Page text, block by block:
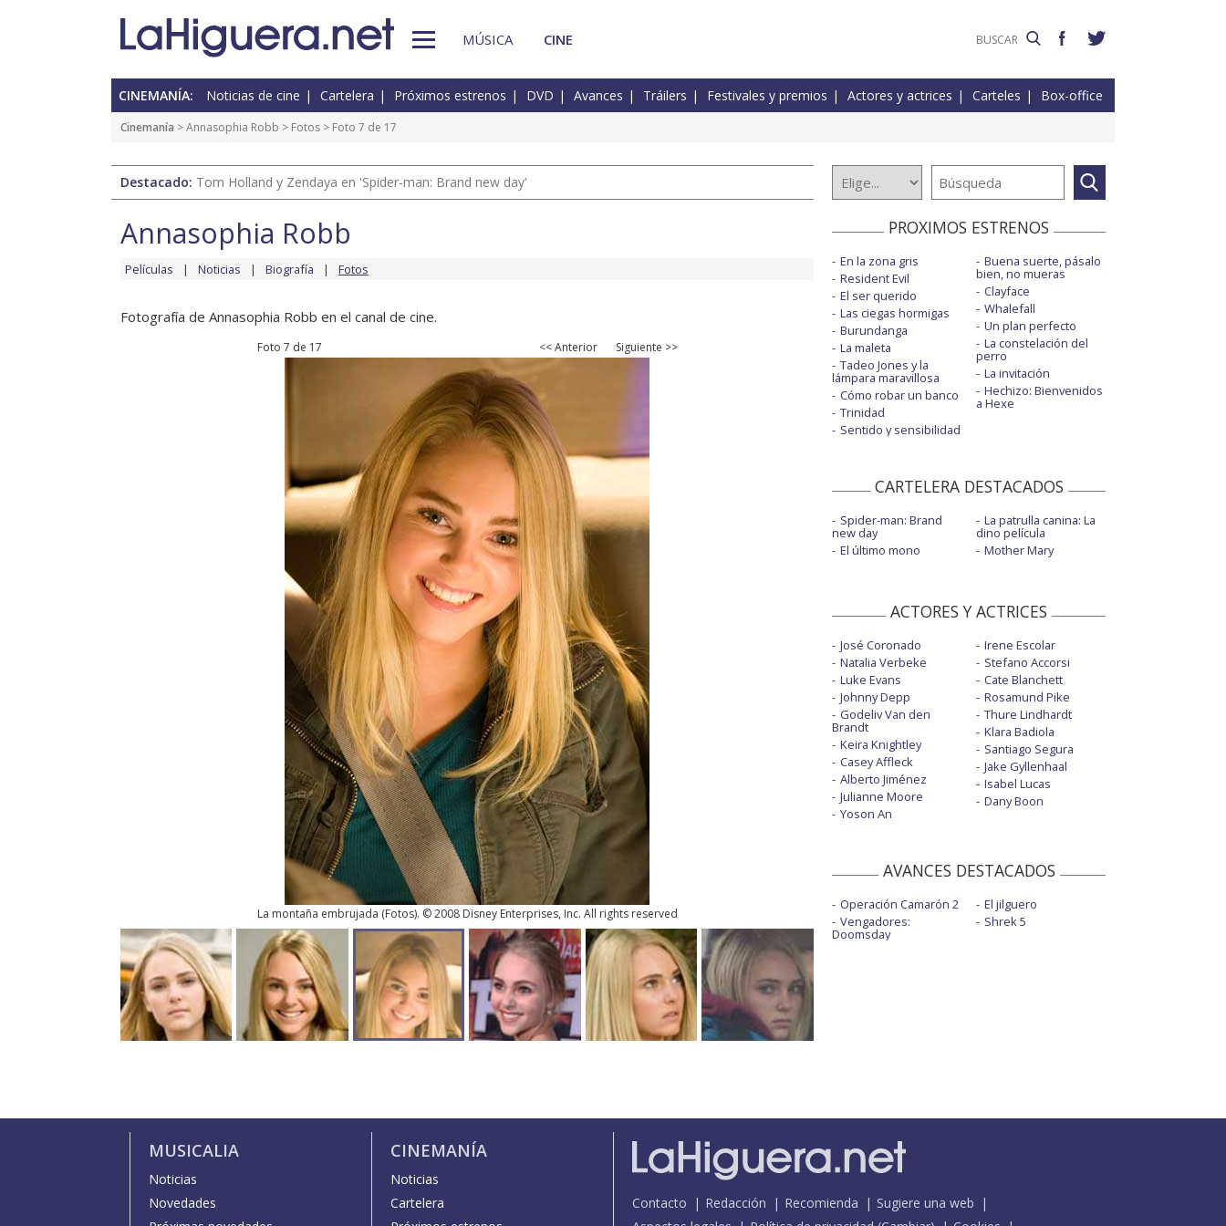
MÚSICA CINE
CINEMANÍA: Noticias de cine Cartelera Próximos estrenos DVD Avances Tráilers Festivales y premios Actores y actrices Carteles Box-office
Cinemanía >Annasophia Robb > Fotos > Foto 7 de 17
Destacado: Tom Holland y Zendaya en 'Spider-man: Brand new day'
Annasophia Robb
Películas Noticias Biografía Fotos
Fotografía de Annasophia Robb en el canal de cine.
Foto 7 de 17 << Anterior Siguiente >>
La montaña embrujada (Fotos). © 2008 Disney Enterprises, Inc. All rights reserved
PROXIMOS ESTRENOS
En la zona gris
Resident Evil
El ser querido
Las ciegas hormigas
Burundanga
La maleta
Tadeo Jones y la
lámpara maravillosa
Cómo robar un banco
Trinidad
Sentido y sensibilidad
Buena suerte, pásalo
bien, no mueras
Clayface
Whalefall
Un plan perfecto
La constelación del
perro
La invitación
Hechizo: Bienvenidos
a Hexe
CARTELERA DESTACADOS
Spider-man: Brand
new day
El último mono
La patrulla canina: La
dino película
Mother Mary
ACTORES Y ACTRICES
José Coronado
Natalia Verbeke
Luke Evans
Johnny Depp
Godeliv Van den
Brandt
Keira Knightley
Casey Affleck
Alberto Jiménez
Julianne Moore
Yoson An
Irene Escolar
Stefano Accorsi
Cate Blanchett
Rosamund Pike
Thure Lindhardt
Klara Badiola
Santiago Segura
Jake Gyllenhaal
Isabel Lucas
Dany Boon
AVANCES DESTACADOS
Operación Camarón 2
Vengadores:
Doomsday
El jilguero
Shrek 5
MUSICALIA
Noticias
Novedades
CINEMANÍA
Noticias
Cartelera
Contacto Redacción Recomienda
Sugiere una web